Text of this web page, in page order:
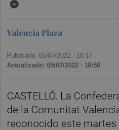
Valencia Plaza
Publicado: 05/07/2022 · 16:17
Actualizado: 05/07/2022 · 18:50
CASTELLÓ. La
de la Comunitat
reconocido este martes